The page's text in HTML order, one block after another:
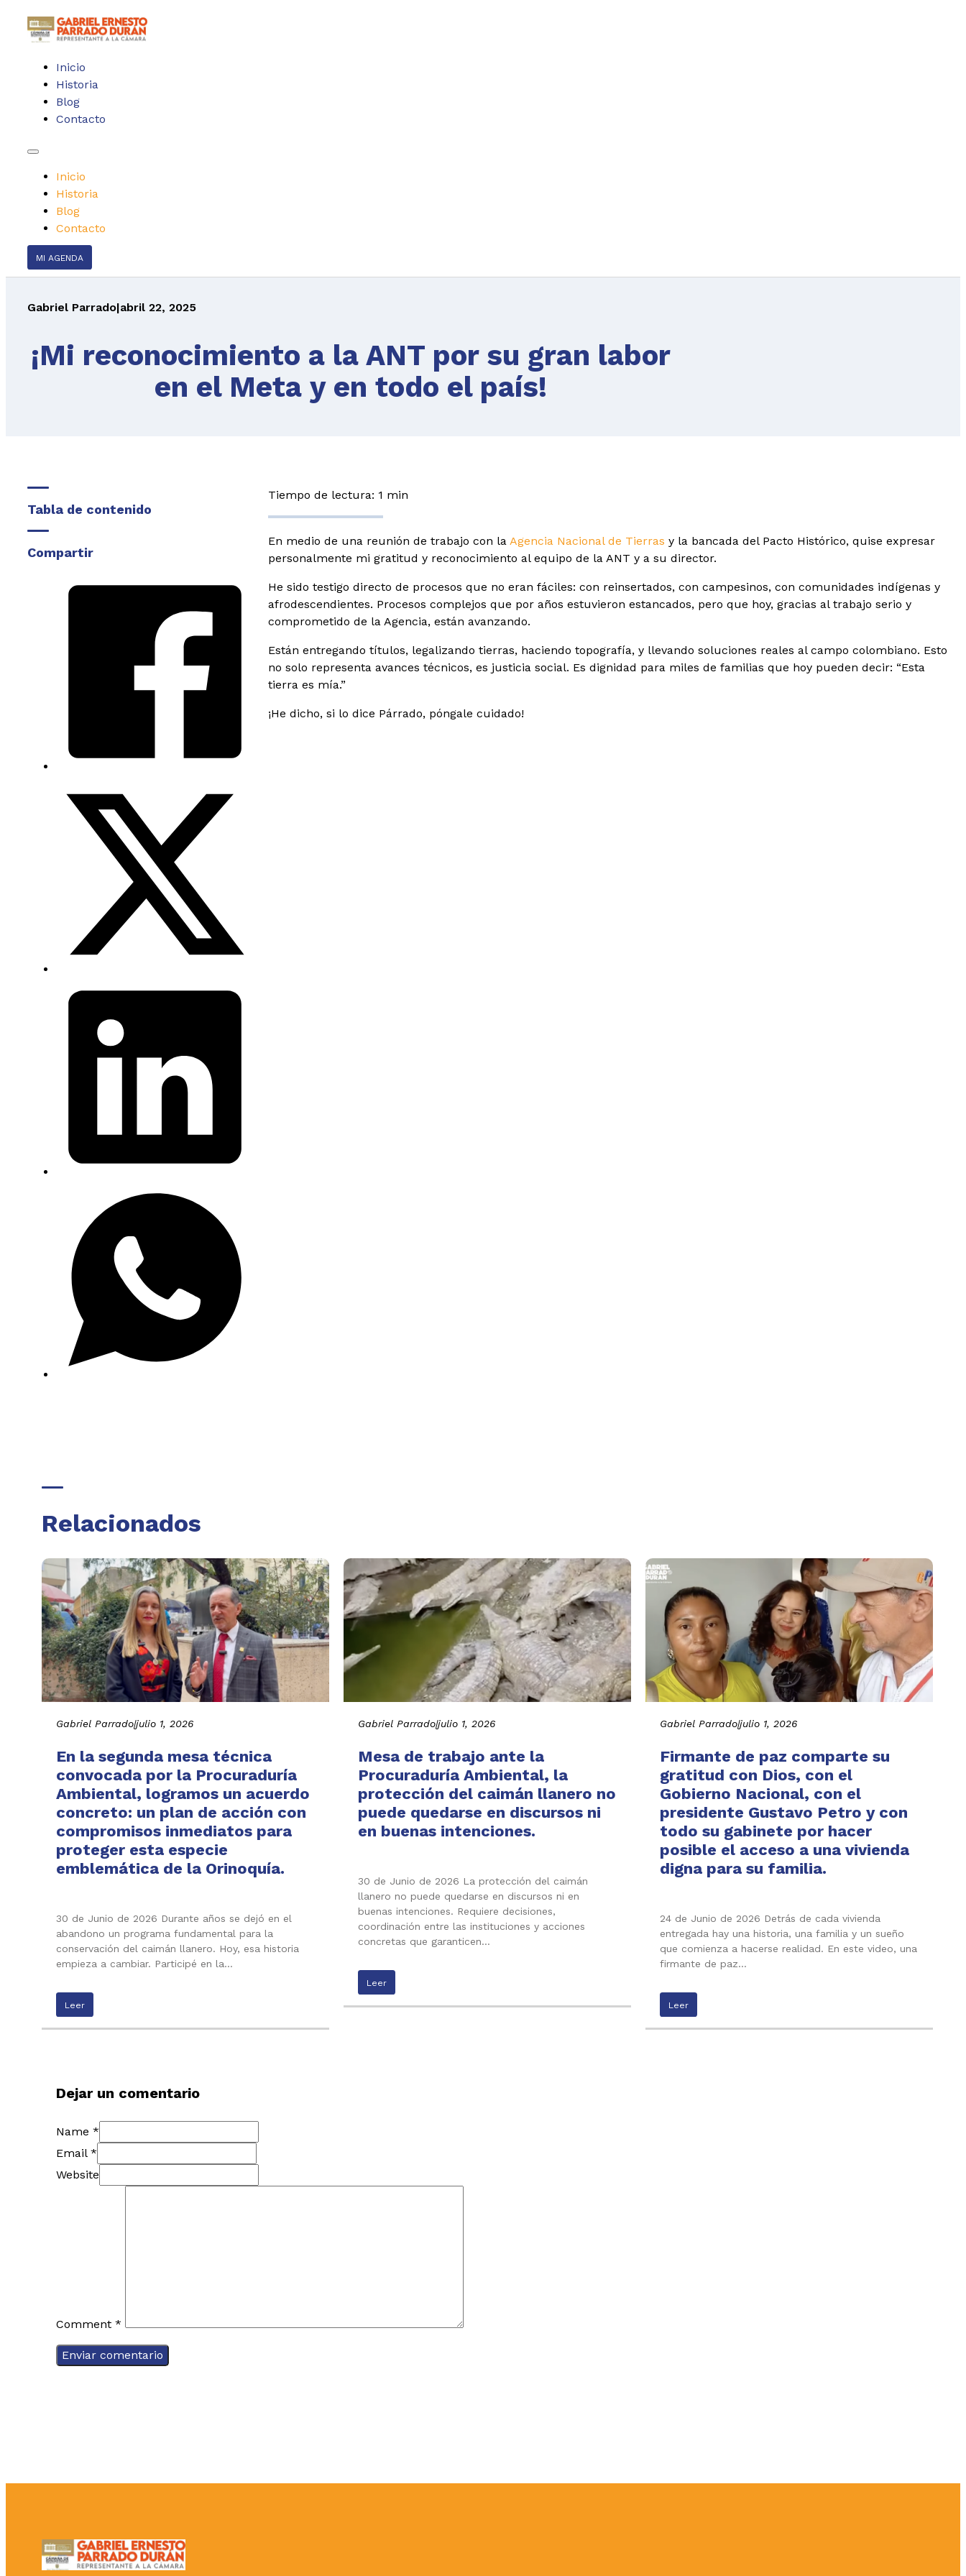
Inicio
Historia
Blog
Contacto
Inicio
Historia
Blog
Contacto
MI AGENDA
Gabriel Parrado|abril 22, 2025
¡Mi reconocimiento a la ANT por su gran labor
en el Meta y en todo el país!
Tabla de contenido
Compartir
Tiempo de lectura: 1 min
En medio de una reunión de trabajo con la Agencia Nacional de Tierras y la bancada del Pacto Histórico, quise expresar
personalmente mi gratitud y reconocimiento al equipo de la ANT y a su director.
He sido testigo directo de procesos que no eran fáciles: con reinsertados, con campesinos, con comunidades indígenas y
afrodescendientes. Procesos complejos que por años estuvieron estancados, pero que hoy, gracias al trabajo serio y
comprometido de la Agencia, están avanzando.
Están entregando títulos, legalizando tierras, haciendo topografía, y llevando soluciones reales al campo colombiano. Esto
no solo representa avances técnicos, es justicia social. Es dignidad para miles de familias que hoy pueden decir: “Esta
tierra es mía.”
¡He dicho, si lo dice Párrado, póngale cuidado!
Relacionados
Gabriel Parrado|julio 1, 2026
En la segunda mesa técnica
convocada por la Procuraduría
Ambiental, logramos un acuerdo
concreto: un plan de acción con
compromisos inmediatos para
proteger esta especie
emblemática de la Orinoquía.
30 de Junio de 2026 Durante años se dejó en el
abandono un programa fundamental para la
conservación del caimán llanero. Hoy, esa historia
empieza a cambiar. Participé en la…
Leer
Gabriel Parrado|julio 1, 2026
Mesa de trabajo ante la
Procuraduría Ambiental, la
protección del caimán llanero no
puede quedarse en discursos ni
en buenas intenciones.
30 de Junio de 2026 La protección del caimán
llanero no puede quedarse en discursos ni en
buenas intenciones. Requiere decisiones,
coordinación entre las instituciones y acciones
concretas que garanticen…
Leer
Gabriel Parrado|julio 1, 2026
Firmante de paz comparte su
gratitud con Dios, con el
Gobierno Nacional, con el
presidente Gustavo Petro y con
todo su gabinete por hacer
posible el acceso a una vivienda
digna para su familia.
24 de Junio de 2026 Detrás de cada vivienda
entregada hay una historia, una familia y un sueño
que comienza a hacerse realidad. En este video, una
firmante de paz…
Leer
Dejar un comentario
Name *
Email *
Website
Comment *